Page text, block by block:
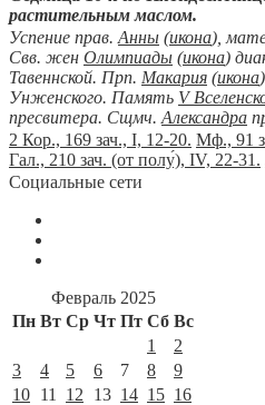
растительным маслом.
Успение прав. Анны (икона),
Свв. жен Олимпиады (икона)
Тавеннской. Прп. Макария (икона
Унженского. Память V
пресвитера. Сщмч. Александра
2 Кор., 169 зач., I, 12-20. Мф., 91
Гал., 210 зач. (от полу́), IV, 22-31.
Социальные сети
Февраль 2025
Пн Вт Ср Чт Пт Сб Вс
1
2
3
4 5 6 7 8
9
10 11 12 13 14 15 16